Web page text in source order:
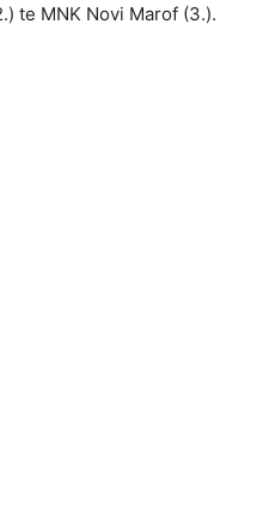
te MNK Novi Marof (3.).